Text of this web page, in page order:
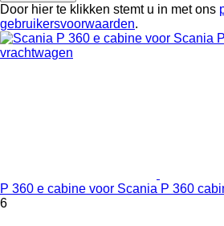
Door hier te klikken stemt u in met ons
gebruikersvoorwaarden.
P 360 e cabine voor Scania P 360
6